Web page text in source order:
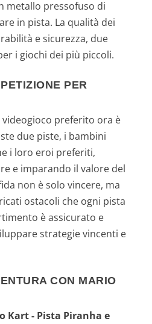
metallo pressofuso di
in pista. La qualità dei
e sicurezza, due
i giochi dei più piccoli.
PER
videogioco preferito ora è
due piste, i bambini
i loro eroi preferiti,
e imparando il valore del
non è solo vincere, ma
ostacoli che ogni pista
è assicurato e
strategie vincenti e
CON MARIO
Kart - Pista Piranha e